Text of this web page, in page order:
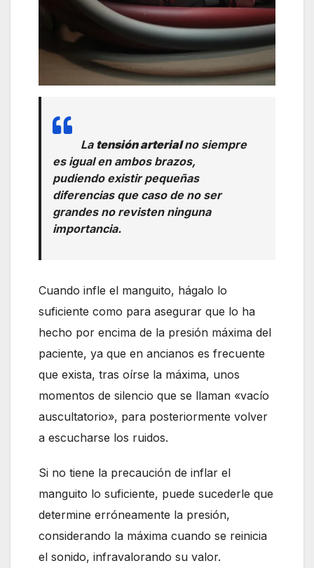
La tensión arterialno siempre
es igual en ambos brazos,
pudiendo existir pequeñas
diferencias que caso de no ser
grandes no revisten ninguna
importancia.
Cuando infle el manguito, hágalo lo
suficiente como para asegurar que lo ha
hecho por encima de la presión máxima del
paciente, ya que en ancianos es frecuente
que exista, tras oírse la máxima, unos
momentos de silencio que se llaman «vacío
auscultatorio», para posteriormente volver
a escucharse los ruidos.
Si no tiene la precaución de inflar el
manguito lo suficiente, puede sucederle que
determine erróneamente la presión,
considerando la máxima cuando se reinicia
el sonido, infravalorando su valor.